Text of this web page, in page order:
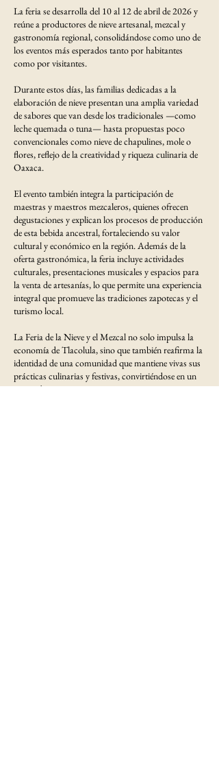
La feria se desarrolla del 10 al 12 de abril de 2026 y
reúne a productores de nieve artesanal, mezcal y
gastronomía regional, consolidándose como uno de
los eventos más esperados tanto por habitantes
como por visitantes.
Durante estos días, las familias dedicadas a la
elaboración de nieve presentan una amplia variedad
de sabores que van desde los tradicionales —como
leche quemada o tuna— hasta propuestas poco
convencionales como nieve de chapulines, mole o
flores, reflejo de la creatividad y riqueza culinaria de
Oaxaca.
El evento también integra la participación de
maestras y maestros mezcaleros, quienes ofrecen
degustaciones y explican los procesos de producción
de esta bebida ancestral, fortaleciendo su valor
cultural y económico en la región. Además de la
oferta gastronómica, la feria incluye actividades
culturales, presentaciones musicales y espacios para
la venta de artesanías, lo que permite una experiencia
integral que promueve las tradiciones zapotecas y el
turismo local.
La Feria de la Nieve y el Mezcal no solo impulsa la
economía de Tlacolula, sino que también reafirma la
identidad de una comunidad que mantiene vivas sus
prácticas culinarias y festivas, convirtiéndose en un
punto de encuentro entre generaciones y visitantes